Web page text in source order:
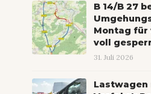
B 14/B 27
Montag für
voll
31. Juli 2026